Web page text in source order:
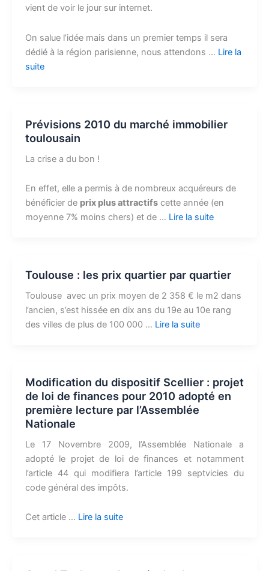
vient de voir le jour sur internet.
On salue l’idée mais dans un premier temps il sera
dédié à la région parisienne, nous attendons … Lire la
suite
Prévisions 2010 du marché immobilier
toulousain
La crise a du bon !
En effet, elle a permis à de nombreux acquéreurs de
bénéficier de prix plus attractifscette année (en
moyenne 7% moins chers) et de … Lire la suite
Toulouse : les prix quartier par quartier
Toulouse avec un prix moyen de 2 358 € le m2 dans
l’ancien, s’est hissée en dix ans du 19e au 10e rang
des villes de plus de 100 000 … Lire la suite
Modification du dispositif Scellier : projet
de loi de finances pour 2010 adopté en
première lecture par l’Assemblée
Nationale
Le 17 Novembre 2009, l’Assemblée Nationale a
adopté le projet de loi de finances et notamment
l’article 44 qui modifiera l’article 199 septvicies du
code général des impôts.
Cet article … Lire la suite